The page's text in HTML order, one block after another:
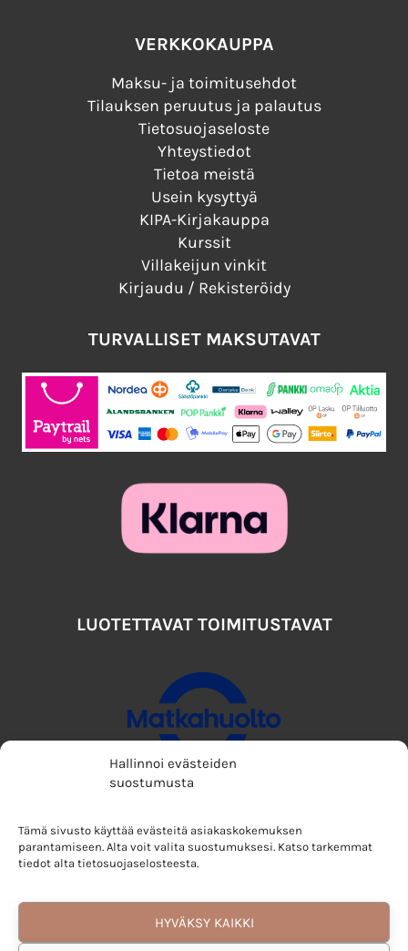
Hallinnoi evästeiden
suostumusta
Tämä sivusto käyttää evästeitä asiakaskokemuksen
parantamiseen. Alta voit valita suostumuksesi. Katso tarkemmat
tiedot alta tietosuojaselosteesta.
HYVÄKSY KAIKKI
VERKKOKAUPPA
Maksu- ja toimitusehdot
Tilauksen peruutus ja palautus
Tietosuojaseloste
Yhteystiedot
Tietoa meistä
Usein kysyttyä
KIPA-Kirjakauppa
Kurssit
Villakeijun vinkit
Kirjaudu / Rekisteröidy
TURVALLISET MAKSUTAVAT
LUOTETTAVAT TOIMITUSTAVAT